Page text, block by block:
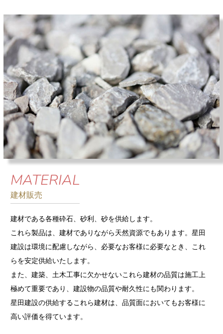
MATERIAL
建材販売
建材である各種砕石、砂利、砂を供給します。
これら製品は、建材でありながら天然資源でもあります。星田
建設は環境に配慮しながら、必要なお客様に必要なとき、これ
らを安定供給いたします。
また、建築、土木工事に欠かせないこれら建材の品質は施工上
極めて重要であり、建設物の品質や耐久性にも関わります。
星田建設の供給するこれら建材は、品質面においてもお客様に
高い評価を得ています。